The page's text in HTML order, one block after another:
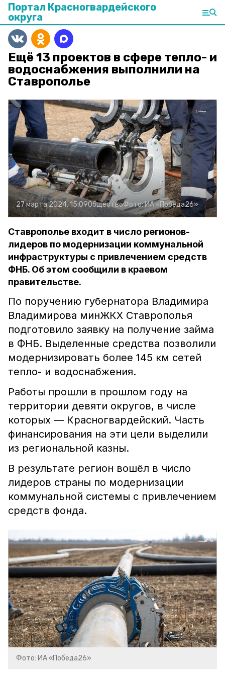
Портал Красногвардейского
округа
Ещё 13 проектов в сфере тепло- и
водоснабжения выполнили на
Ставрополье
27 марта 2024, 15:09ОбществоФото:ИА «Победа26»
Ставрополье входит в число регионов-
лидеров по модернизации коммунальной
инфраструктуры с привлечением средств
ФНБ. Об этом сообщили в краевом
правительстве.
По поручению губернатора Владимира
Владимирова минЖКХ Ставрополья
подготовило заявку на получение займа
в ФНБ. Выделенные средства позволили
модернизировать более 145 км сетей
тепло- и водоснабжения.
Работы прошли в прошлом году на
территории девяти округов, в числе
которых — Красногвардейский. Часть
финансирования на эти цели выделили
из региональной казны.
В результате регион вошёл в число
лидеров страны по модернизации
коммунальной системы с привлечением
средств фонда.
Фото: ИА «Победа26»